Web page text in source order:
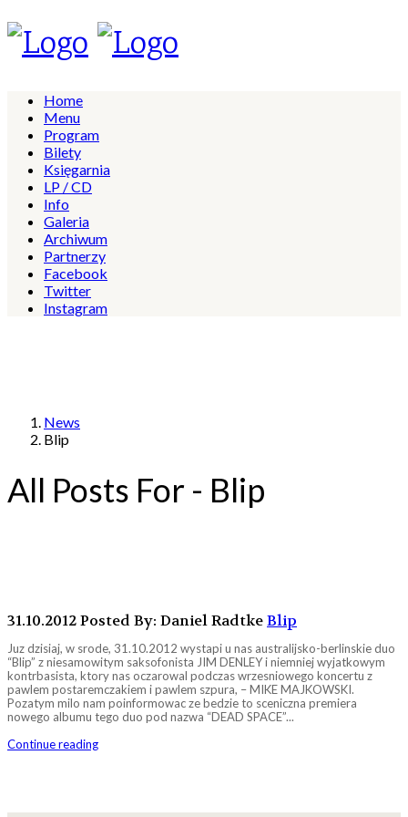
Home
Menu
Program
Bilety
Księgarnia
LP / CD
Info
Galeria
Archiwum
Partnerzy
Facebook
Twitter
Instagram
News
Blip
All Posts For - Blip
31.10.2012Posted By: Daniel RadtkeBlip
Juz dzisiaj, w srode, 31.10.2012 wystapi u nas australijsko-berlinskie duo
“Blip” z niesamowitym saksofonista JIM DENLEY i niemniej wyjatkowym
kontrbasista, ktory nas oczarowal podczas wrzesniowego koncertu z
pawlem postaremczakiem i pawlem szpura, – MIKE MAJKOWSKI.
Pozatym milo nam poinformowac ze bedzie to sceniczna premiera
nowego albumu tego duo pod nazwa “DEAD SPACE”...
Continue reading